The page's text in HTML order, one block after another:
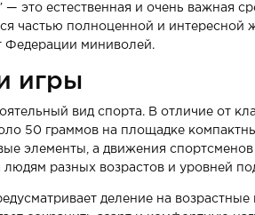
— это естественная и очень важная
частью полноценной и
Федерации миниволей.
игры
вид спорта. В отличие от
50 граммов на площадке
элементы, а движения
людям разных возрастов и уровней
деление на возрастные